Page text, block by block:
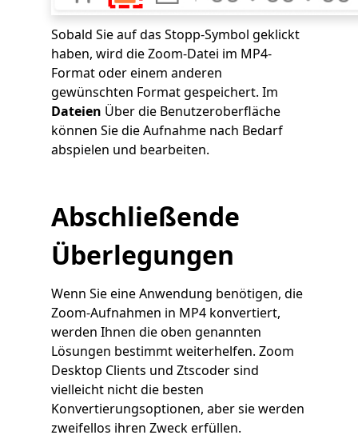
Sobald Sie auf das Stopp-Symbol geklickt
haben, wird die Zoom-Datei im MP4-
Format oder einem anderen
gewünschten Format gespeichert. Im
Dateien Über die Benutzeroberfläche
können Sie die Aufnahme nach Bedarf
abspielen und bearbeiten.
Abschließende
Überlegungen
Wenn Sie eine Anwendung benötigen, die
Zoom-Aufnahmen in MP4 konvertiert,
werden Ihnen die oben genannten
Lösungen bestimmt weiterhelfen. Zoom
Desktop Clients und Ztscoder sind
vielleicht nicht die besten
Konvertierungsoptionen, aber sie werden
zweifellos ihren Zweck erfüllen.